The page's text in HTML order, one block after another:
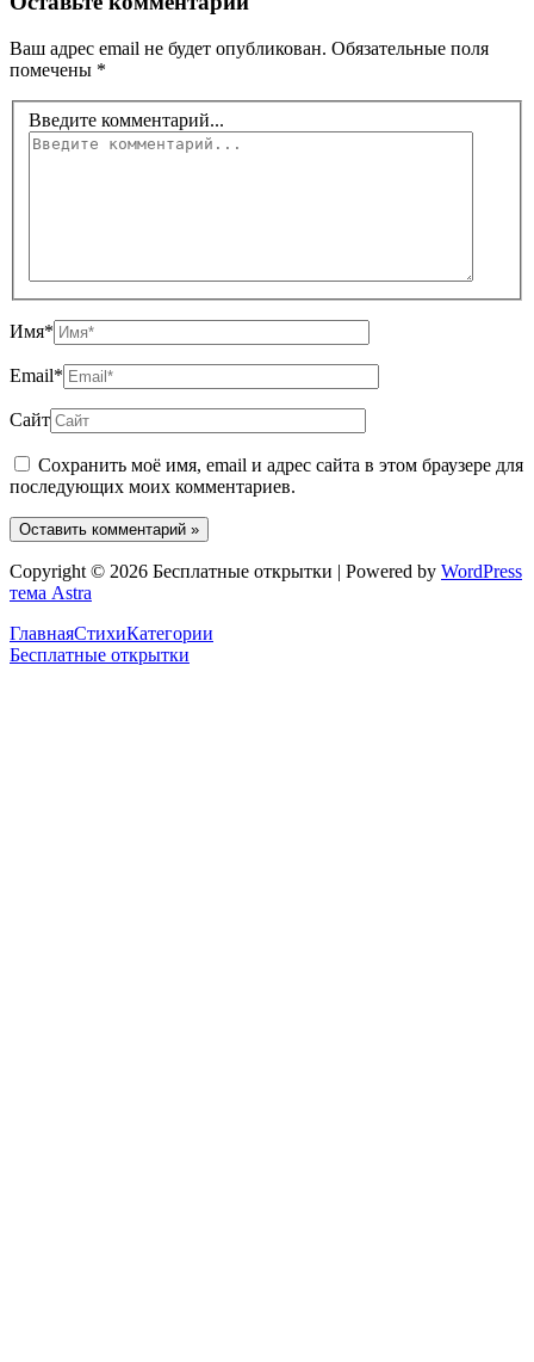
Ваш адрес email не будет опубликован. Обязательные поля
помечены *
Введите комментарий...
Имя*
Email*
Сайт
Сохранить моё имя, email и адрес сайта в этом браузере для
последующих моих комментариев.
Copyright © 2026 Бесплатные открытки | Powered by WordPress
тема Astra
ГлавнаяСтихиКатегории
Бесплатные открытки